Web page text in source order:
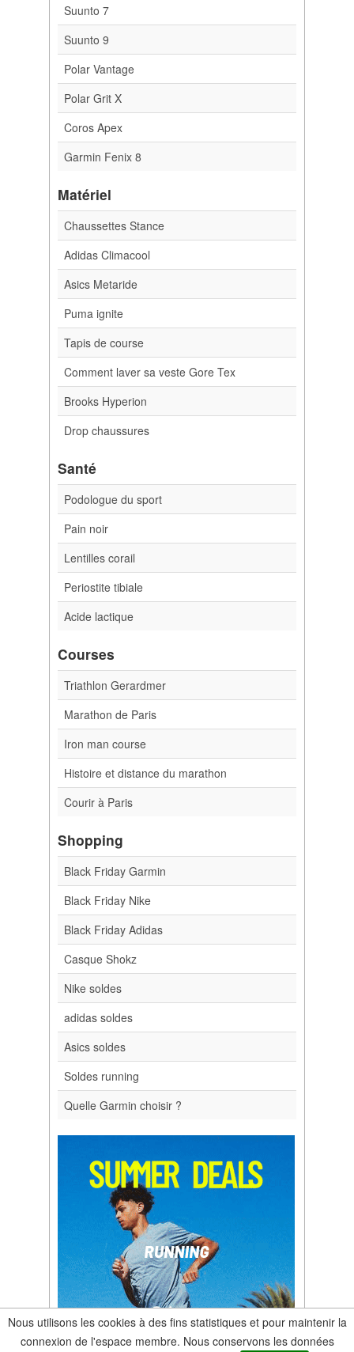
Nous utilisons les cookies à des fins statistiques et pour maintenir la
connexion de l'espace membre. Nous conservons les données
Suunto 7
Suunto 9
Polar Vantage
Polar Grit X
Coros Apex
Garmin Fenix 8
Matériel
Chaussettes Stance
Adidas Climacool
Asics Metaride
Puma ignite
Tapis de course
Comment laver sa veste Gore Tex
Brooks Hyperion
Drop chaussures
Santé
Podologue du sport
Pain noir
Lentilles corail
Periostite tibiale
Acide lactique
Courses
Triathlon Gerardmer
Marathon de Paris
Iron man course
Histoire et distance du marathon
Courir à Paris
Shopping
Black Friday Garmin
Black Friday Nike
Black Friday Adidas
Casque Shokz
Nike soldes
adidas soldes
Asics soldes
Soldes running
Quelle Garmin choisir ?